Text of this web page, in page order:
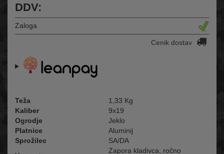
DDV:
Zaloga
Cenik dostav
Teža
1,33 Kg
Kaliber
9x19
Ogrodje
Jeklo
Platnice
Aluminij
Sprožilec
SA/DA
Zapora kladivca, ročno